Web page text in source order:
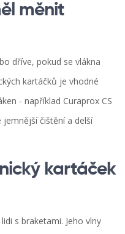
měnit
dříve, pokud se vlákna
kartáčků je vhodné
- například Curaprox CS
čištění a delší
kartáček
s braketami. Jeho vlny